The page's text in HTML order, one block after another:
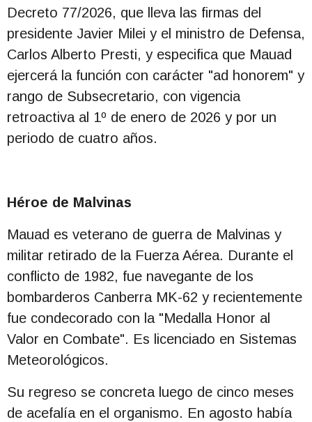
Decreto 77/2026, que lleva las firmas del
presidente Javier Milei y el ministro de Defensa,
Carlos Alberto Presti, y especifica que Mauad
ejercerá la función con carácter "ad honorem" y
rango de Subsecretario, con vigencia
retroactiva al 1º de enero de 2026 y por un
periodo de cuatro años.
Héroe de Malvinas
Mauad es veterano de guerra de Malvinas y
militar retirado de la Fuerza Aérea. Durante el
conflicto de 1982, fue navegante de los
bombarderos Canberra MK-62 y recientemente
fue condecorado con la "Medalla Honor al
Valor en Combate". Es licenciado en Sistemas
Meteorológicos.
Su regreso se concreta luego de cinco meses
de acefalía en el organismo. En agosto había